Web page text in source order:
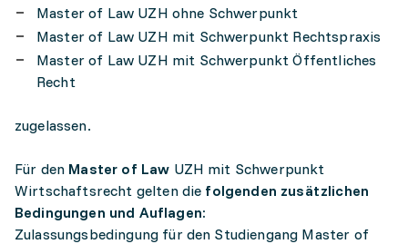
Master of Law UZH ohne Schwerpunkt
Master of Law UZH mit Schwerpunkt Rechtspraxis
Master of Law UZH mit Schwerpunkt Öffentliches
Recht
zugelassen.
Für den Master of Law UZH mit Schwerpunkt
Wirtschaftsrecht gelten die folgenden zusätzlichen
Bedingungen und Auflagen:
Zulassungsbedingung für den Studiengang Master of